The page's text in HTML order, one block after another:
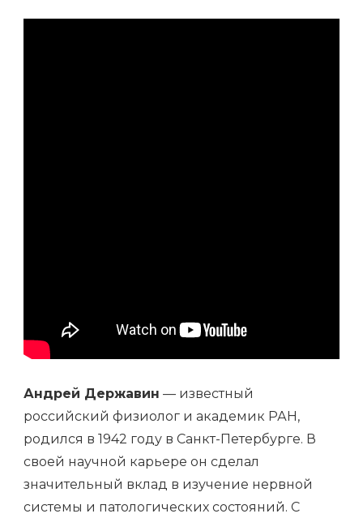
Андрей Державин — известный
российский физиолог и академик РАН,
родился в 1942 году в Санкт-Петербурге. В
своей научной карьере он сделал
значительный вклад в изучение нервной
системы и патологических состояний. С